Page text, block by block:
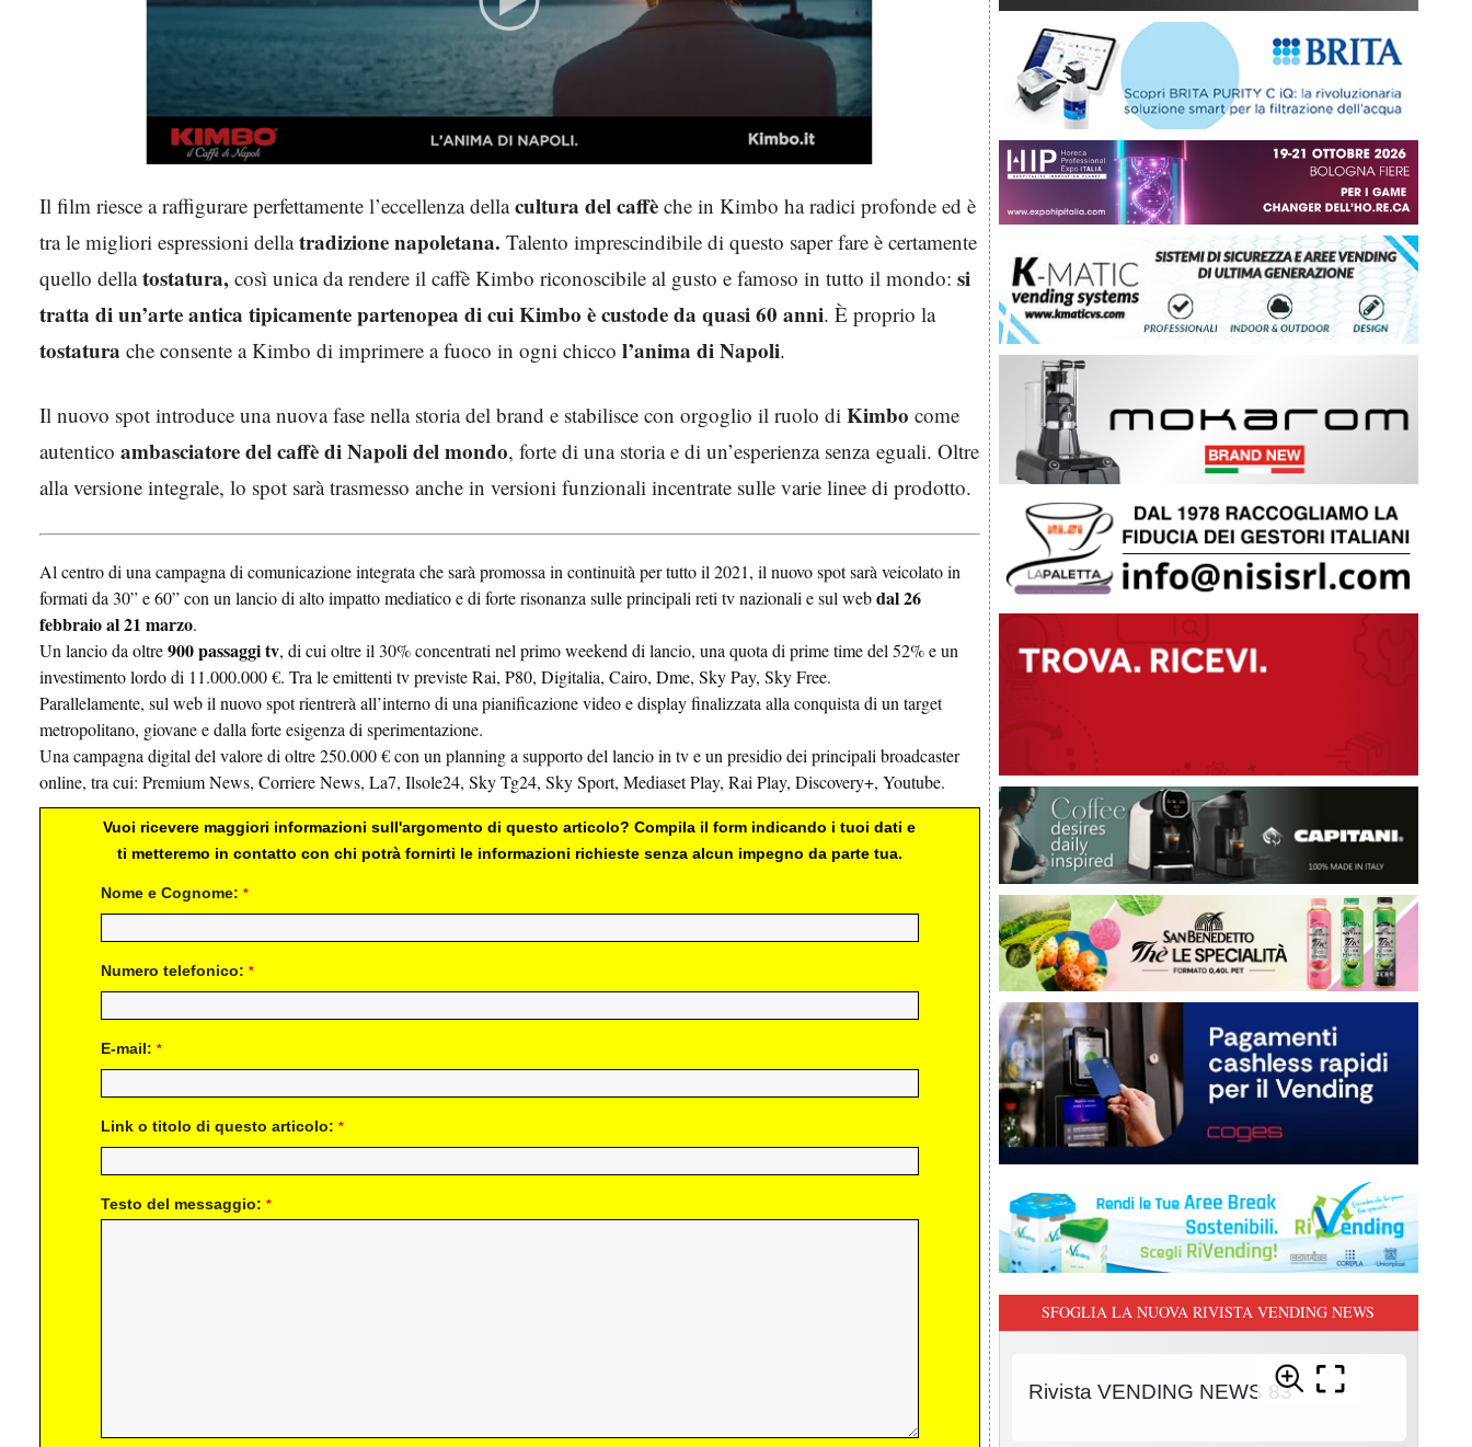
Il film riesce a raffigurare perfettamente l’eccellenza dellacultura del caffè che in Kimbo ha radici profonde ed è
tra le migliori espressioni dellatradizione napoletana. Talento imprescindibile di questo saper fare è certamente
quello dellatostatura, così unica da rendere il caffè Kimbo riconoscibile al gusto e famoso in tutto il mondo: si
tratta di un’arte antica tipicamente partenopea di cui Kimbo è custode da quasi 60 anni. È proprio la
tostatura che consente a Kimbo di imprimere a fuoco in ogni chicco l’anima di Napoli.
Il nuovo spot introduce una nuova fase nella storia del brand e stabilisce con orgoglio il ruolo di Kimbo come
autentico ambasciatore del caffè di Napoli del mondo, forte di una storia e di un’esperienza senza eguali. Oltre
alla versione integrale, lo spot sarà trasmesso anche in versioni funzionali incentrate sulle varie linee di prodotto.
Al centro di una campagna di comunicazione integrata che sarà promossa in continuità per tutto il 2021, il nuovo spot sarà veicolato in
formati da 30” e 60” con un lancio di alto impatto mediatico e di forte risonanza sulle principali reti tv nazionali e sul webdal 26
febbraio al 21 marzo.
Un lancio da oltre900 passaggi tv, di cui oltre il 30% concentrati nel primo weekend di lancio, una quota di prime time del 52% e un
investimento lordo di 11.000.000 €. Tra le emittenti tv previste Rai, P80, Digitalia, Cairo, Dme, Sky Pay, Sky Free.
Parallelamente, sul web il nuovo spot rientrerà all’interno di una pianificazione video e display finalizzata alla conquista di un target
metropolitano, giovane e dalla forte esigenza di sperimentazione.
Una campagna digital del valore di oltre 250.000 € con un planning a supporto del lancio in tv e un presidio dei principali broadcaster
online, tra cui: Premium News, Corriere News, La7, Ilsole24, Sky Tg24, Sky Sport, Mediaset Play, Rai Play, Discovery+, Youtube.
Vuoi ricevere maggiori informazioni sull'argomento di questo articolo? Compila il form indicando i tuoi dati e
ti metteremo in contatto con chi potrà fornirti le informazioni richieste senza alcun impegno da parte tua.
Nome e Cognome: *
Numero telefonico: *
E-mail: *
Link o titolo di questo articolo: *
Testo del messaggio: *
SFOGLIA LA NUOVA RIVISTA VENDING NEWS